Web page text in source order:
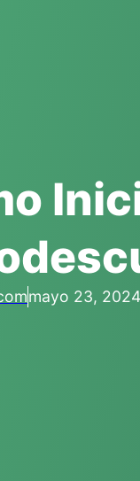
mayo 23, 2024